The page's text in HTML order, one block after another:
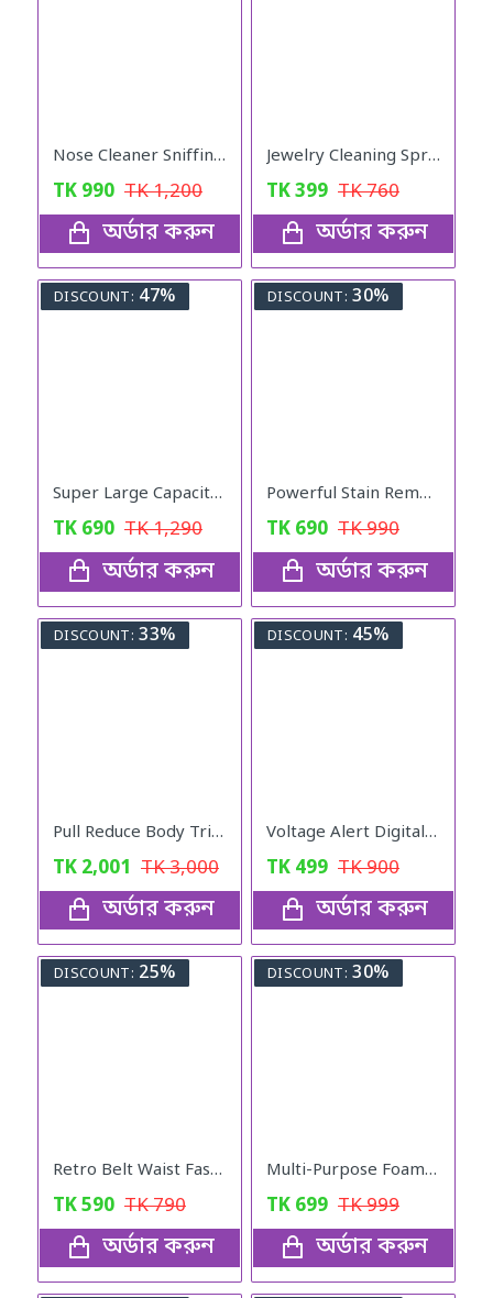
Nose Cleaner Sniffing Equipment for Children
TK 990 TK1,200
অর্ডার করুন
Jewelry Cleaning Spray
TK399 TK760
অর্ডার করুন
DISCOUNT: 47%
Super Large Capacity Folding Travel Bag (Red Color)
TK 690 TK1,290
অর্ডার করুন
DISCOUNT: 30%
Powerful Stain Removal
TK 690 TK990
অর্ডার করুন
DISCOUNT: 33%
Pull Reduce Body Trimmer for Fitness Exercise
TK 2,001 TK3,000
অর্ডার করুন
DISCOUNT: 45%
Voltage Alert Digital Tester
TK 499 TK900
অর্ডার করুন
DISCOUNT: 25%
Retro Belt Waist Fashionable Bag (Brown)
TK590 TK790
অর্ডার করুন
DISCOUNT: 30%
Multi-Purpose Foam Cleaner
TK 699 TK999
অর্ডার করুন